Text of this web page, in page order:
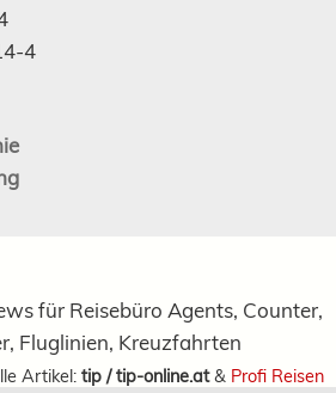
4
für Reisebüro Agents, Counter,
Fluglinien, Kreuzfahrten
Artikel: tip / tip-online.at& Profi Reisen